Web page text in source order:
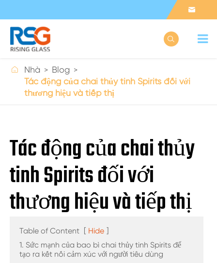


 Nhà
Blog
Tác động của chai thủy tinh Spirits đối với
thương hiệu và tiếp thị
Tác động của chai thủy
tinh Spirits đối với
thương hiệu và tiếp thị
Table of Content [ Hide ]
1. Sức mạnh của bao bì chai thủy tinh Spirits để
tạo ra kết nối cảm xúc với người tiêu dùng